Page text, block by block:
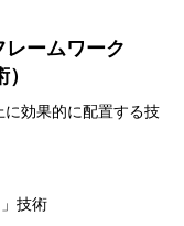
ームワーク
効果的に配置する技
技術